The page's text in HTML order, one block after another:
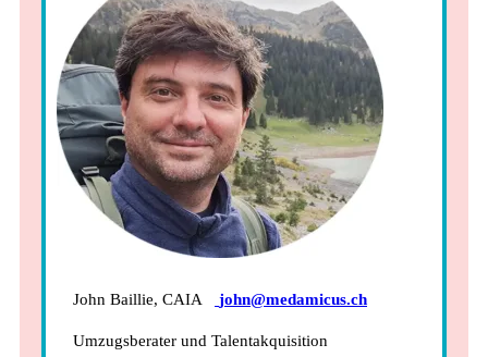
John Baillie, CAIA john@medamicus.ch
Umzugsberater und Talentakquisition